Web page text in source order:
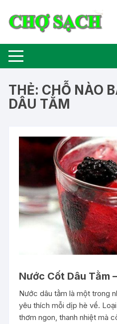
THẺ: CHỖ NÀO
DÂU TẰM
Nước Cốt Dâu Tằm
Nước dâu tằm là một trong
yêu thích mỗi dịp hè về.
thơm ngon, thanh nhiệt mà